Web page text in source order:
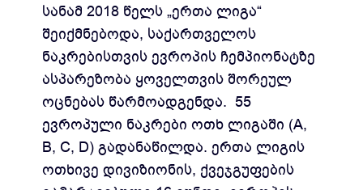
სანამ 2018 წელს „ერთა ლიგა“
შეიქმნებოდა, საქართველოს
ნაკრებისთვის ევროპის ჩემპიონატზე
ასპარეზობა ყოველთვის შორეულ
ოცნებას წარმოადგენდა. 55
ევროპული ნაკრები ოთხ ლიგაში (A,
B, C, D) გადანაწილდა. ერთა ლიგის
ოთხივე დივიზიონის, ქვეჯგუფების